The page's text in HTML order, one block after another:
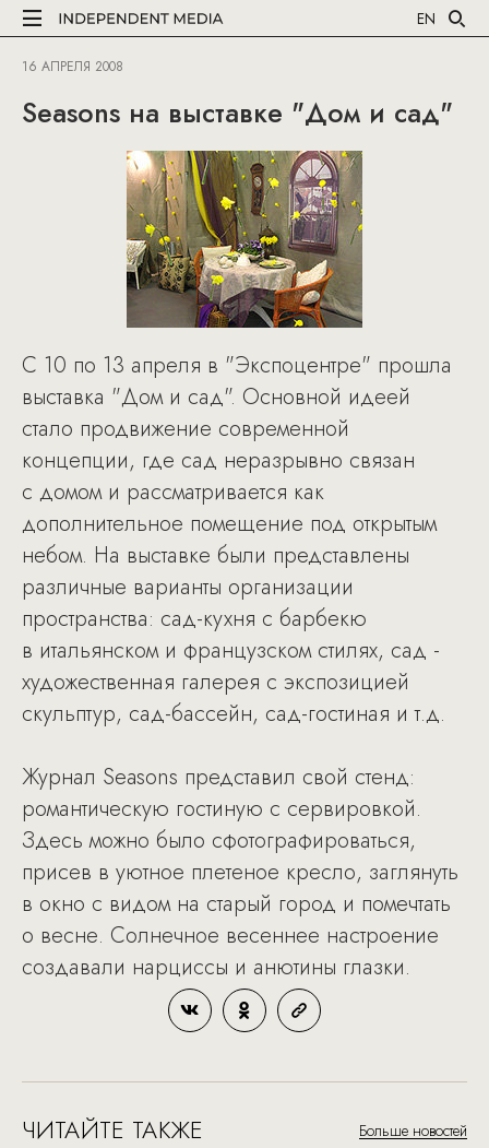
EN
16 АПРЕЛЯ 2008
Seasons на выставке "Дом и сад"
C 10 по 13 апреля в "Экспоцентре" прошла
выставка "Дом и сад". Основной идеей
стало продвижение современной
концепции, где сад неразрывно связан
с домом и рассматривается как
дополнительное помещение под открытым
небом. На выставке были представлены
различные варианты организации
пространства: сад-кухня с барбекю
в итальянском и французском стилях, сад -
художественная галерея с экспозицией
скульптур, сад-бассейн, сад-гостиная и т.д.
Журнал Seasons представил свой стенд:
романтическую гостиную с сервировкой.
Здесь можно было сфотографироваться,
присев в уютное плетеное кресло, заглянуть
в окно с видом на старый город и помечтать
о весне. Солнечное весеннее настроение
создавали нарциссы и анютины глазки.
ЧИТАЙТЕ ТАКЖЕ Больше новостей